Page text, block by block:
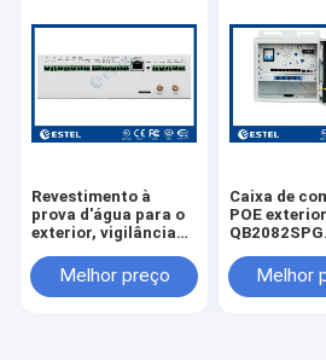
Revestimento à
prova d'água para o
exterior, vigilância
exterior modelo
NPBM02
Melhor preço
Caixa de
POE
QB2082SPG
de gabinete
d'água
Melhor